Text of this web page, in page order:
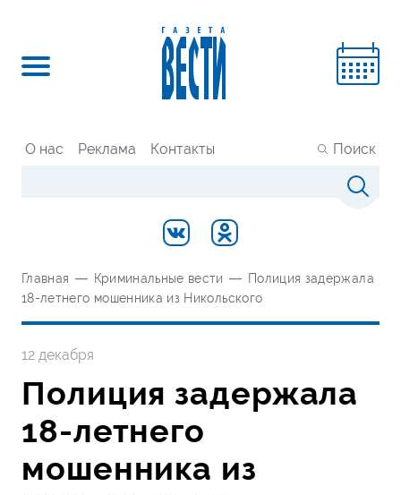
О нас Реклама Контакты Поиск
Главная — Криминальные вести — Полиция задержала
18-летнего мошенника из Никольского
12 декабря
Полиция задержала
18-летнего
мошенника из